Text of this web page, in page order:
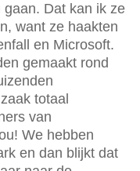
Dat kan ik ze
want ze haakten
en Microsoft.
gemaakt rond
totaal
van
We hebben
en dan blijkt dat